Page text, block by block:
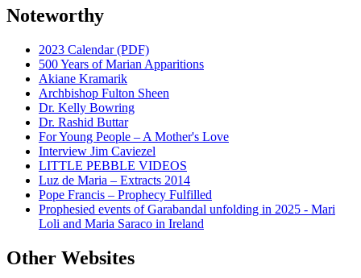
Noteworthy
2023 Calendar (PDF)
500 Years of Marian Apparitions
Akiane Kramarik
Archbishop Fulton Sheen
Dr. Kelly Bowring
Dr. Rashid Buttar
For Young People – A Mother's Love
Interview Jim Caviezel
LITTLE PEBBLE VIDEOS
Luz de Maria – Extracts 2014
Pope Francis – Prophecy Fulfilled
Prophesied events of Garabandal unfolding in 2025 - Mari
Loli and Maria Saraco in Ireland
Other Websites